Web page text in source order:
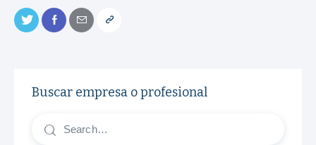
Buscar empresa o profesional